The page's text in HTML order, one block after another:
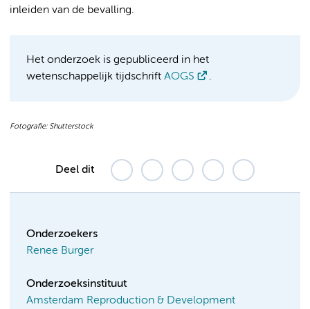
inleiden van de bevalling.
Het onderzoek is gepubliceerd in het
wetenschappelijk tijdschrift AOGS .
Fotografie: Shutterstock
Deel dit
Onderzoekers
Renee Burger
Onderzoeksinstituut
Amsterdam Reproduction & Development